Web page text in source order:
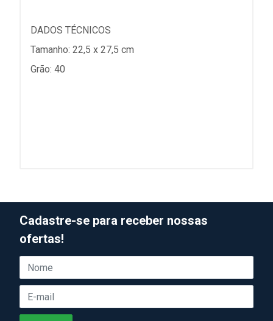
DADOS TÉCNICOS
Tamanho: 22,5 x 27,5 cm
Grão: 40
Cadastre-se para receber nossas
ofertas!